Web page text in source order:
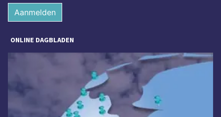
Aanmelden
ONLINE DAGBLADEN